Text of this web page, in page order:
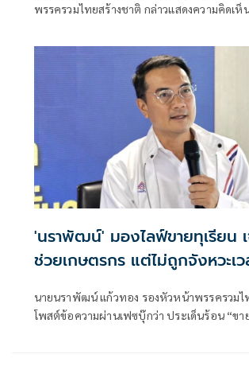
พรรครวมไทยสร้างชาติ กล่าวแสดงความคิดเห็
ไทยสู่ศูนย์กลางโลจิสติกส์ของเอเชีย
'นราพัฒน์' มองไลฟ์ขายทุเรียน
ช่วยเกษตรกร แต่ไม่ถูกจังหวะเ
นายนราพัฒน์ แก้วทอง รองหัวหน้าพรรครวมไ
โพสต์ข้อความผ่านเฟซบุ๊กว่า ประเด็นร้อน “ขา